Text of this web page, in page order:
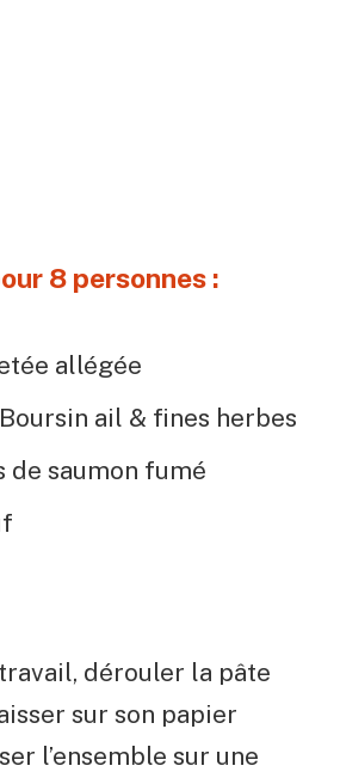
8 personnes :
allégée
ail & fines herbes
de saumon fumé
dérouler la pâte
sur son papier
l’ensemble sur une